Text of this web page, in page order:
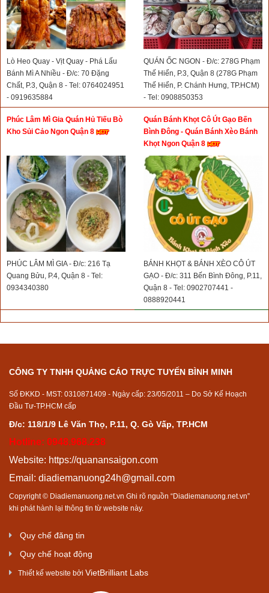
Lò Heo Quay - Vịt Quay - Phá Lấu
Bánh Mì A Nhiều - Đ/c: 70 Đặng
Chất, P.3, Quận 8 - Tel: 0764024951
- 0919635884
QUÁN ỐC NGON - Đ/c: 278G Phạm
Thế Hiển, P.3, Quận 8 (278G Phạm
Thế Hiển, P. Chánh Hưng, TP.HCM)
- Tel: 0908850353
Phúc Lâm Mì Gia Quán Hủ Tiếu Bò
Kho Sủi Cảo Ngon Quận 8
PHÚC LÂM MÌ GIA - Đ/c: 216 Tạ
Quang Bửu, P.4, Quận 8 - Tel:
0934340380
Quán Bánh Khọt Cô Út Gạo Bến
Bình Đông - Quán Bánh Xèo Bánh
Khọt Ngon Quận 8
BÁNH KHỌT & BÁNH XÈO CÔ ÚT
GẠO - Đ/c: 311 Bến Bình Đông, P.11,
Quận 8 - Tel: 0902707441 -
0888920441
CÔNG TY TNHH QUẢNG CÁO TRỰC TUYẾN BÌNH MINH
Số ĐKKD - MST: 0310871409 - Ngày cấp: 23/05/2011 – Do Sở Kế Hoạch
Đầu Tư-TP.HCM cấp
Đ/c: 118/1/9 Lê Văn Thọ, P.11, Q. Gò Vấp, TP.HCM
Hotline: 0948.968.238
Website: https://quanansaigon.com
Email: diadiemanuong24h@gmail.com
Copyright © Diadiemanuong.net.vn Ghi rõ nguồn “Diadiemanuong.net.vn”
khi phát hành lại thông tin từ website này.
Quy chế đăng tin
Quy chế hoạt động
Thiết kế website bởi VietBrilliant Labs